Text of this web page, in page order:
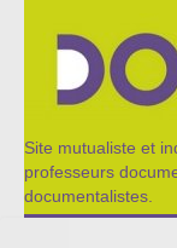
Site mutualiste et
professeurs
documentalistes.